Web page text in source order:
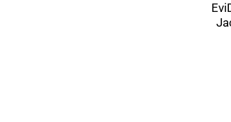
EviDNA
Jacques